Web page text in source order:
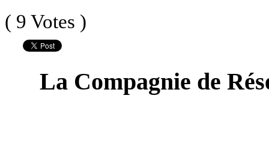
( 9 Votes )
La Compagnie de